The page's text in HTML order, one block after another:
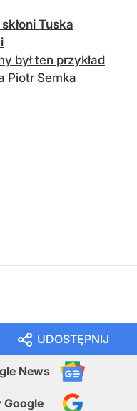
Tuska
był ten przykład
Piotr Semka
UDOSTĘPNIJ
News
Google